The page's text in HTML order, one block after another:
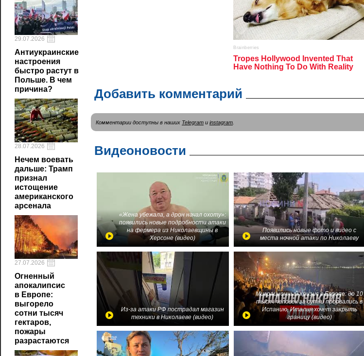
29.07.2026
Антиукраинские
настроения
быстро растут в
Польше. В чем
причина?
28.07.2026
Нечем воевать
дальше: Трамп
признал
истощение
американского
арсенала
27.07.2026
Огненный
апокалипсис
в Европе:
выгорело
сотни тысяч
гектаров,
пожары
разрастаются
Добавить комментарий
Комментарии доступны в наших Telegram и instagram
Видеоновости
«Жена убежала, а дрон начал охоту»:
появились новые подробности атаки
на фермера из Николаевщины в
Херсоне (видео)
Появились новые фото и видео с
места ночной атаки по Николаеву
Из-за атаки РФ пострадал магазин
техники в Николаеве (видео)
Миграционный кризис в Европе: до 10
тысяч человек за сутки прорвались в
Испанию, Италия хочет закрыть
границу (видео)